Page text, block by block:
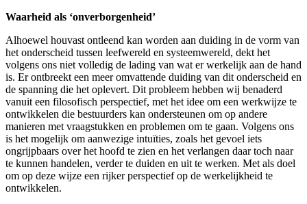
Waarheid als ‘onverborgenheid’
Alhoewel houvast ontleend kan worden aan duiding in de vorm van
het onderscheid tussen leefwereld en systeemwereld, dekt het
volgens ons niet volledig de lading van wat er werkelijk aan de hand
is. Er ontbreekt een meer omvattende duiding van dit onderscheid en
de spanning die het oplevert. Dit probleem hebben wij benaderd
vanuit een filosofisch perspectief, met het idee om een werkwijze te
ontwikkelen die bestuurders kan ondersteunen om op andere
manieren met vraagstukken en problemen om te gaan. Volgens ons
is het mogelijk om aanwezige intuïties, zoals het gevoel iets
ongrijpbaars over het hoofd te zien en het verlangen daar toch naar
te kunnen handelen, verder te duiden en uit te werken. Met als doel
om op deze wijze een rijker perspectief op de werkelijkheid te
ontwikkelen.